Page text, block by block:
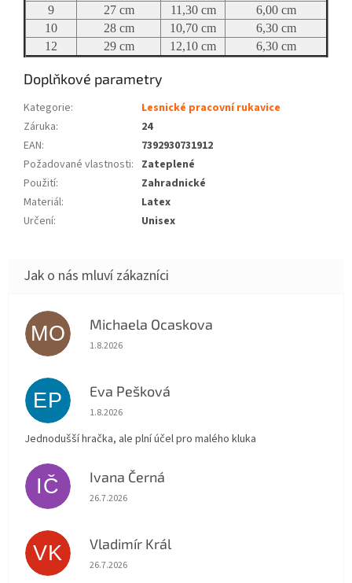
9
27 cm 11,30 cm
6,00 cm
10
28 cm 10,70 cm
6,30 cm
12
29 cm 12,10 cm 6,30 cm
Doplňkové parametry
Kategorie:
Lesnické pracovní rukavice
Záruka:
24
EAN:
7392930731912
Požadované vlastnosti: Zateplené
Použití:
Zahradnické
Materiál:
Latex
Určení: Unisex
MO Michaela Ocaskova
Hodnocení obchodu je 5 z 5 hvězdiček.
1.8.2026
EP Eva Pešková
Hodnocení obchodu je 5 z 5 hvězdiček.
1.8.2026
Jednodušší hračka, ale plní účel pro malého kluka
IČ Ivana Černá
Hodnocení obchodu je 5 z 5 hvězdiček.
26.7.2026
VK Vladimír Král
Hodnocení obchodu je 5 z 5 hvězdiček.
26.7.2026